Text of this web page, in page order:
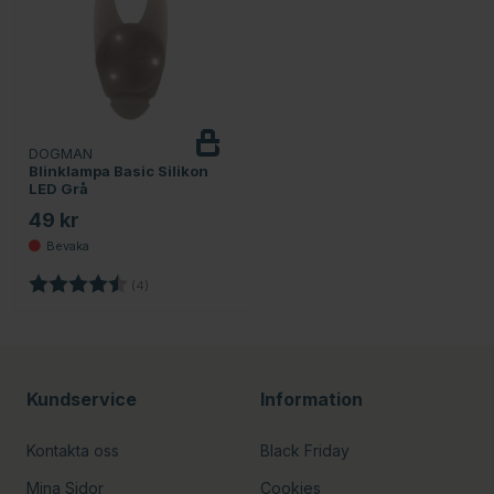
DOGMAN
Blinklampa Basic Silikon
LED Grå
49 kr
Betyg: (4)
Kundservice
Kontakta oss
Mina Sidor
Information
Black Friday
Cookies